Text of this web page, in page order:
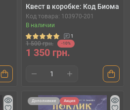
Квест в коробке: Код Биома
Код товара: 103970-201
В наличии
1
1 500 грн. -10%
1 350 грн.
Дополнение Акция